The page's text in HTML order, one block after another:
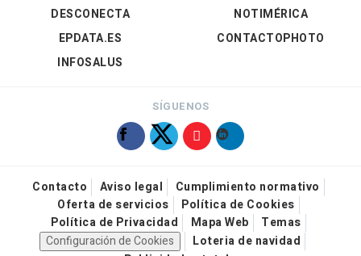
DESCONECTA
EPDATA.ES
INFOSALUS
NOTIMÉRICA
CONTACTOPHOTO
SÍGUENOS
Contacto Aviso legal
Cumplimiento normativo
Oferta de servicios
Política de Cookies
Política de Privacidad
Mapa Web
Temas
Configuración de Cookies
Loteria de navidad